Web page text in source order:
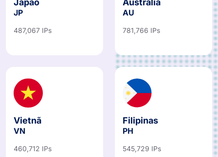
Japão
JP
487,067 IPs
Austrália
AU
781,766 IPs
Vietnã
VN
460,712 IPs
Filipinas
PH
545,729 IPs